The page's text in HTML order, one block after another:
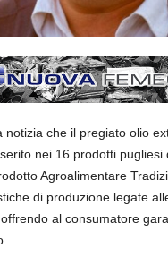
notizia che il pregiato olio
nei 16 prodotti pugliesi
Agroalimentare
di produzione legate
al consumatore